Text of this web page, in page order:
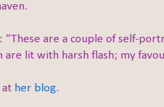
“These are a couple of self-
are lit with harsh flash; my
at her blog.